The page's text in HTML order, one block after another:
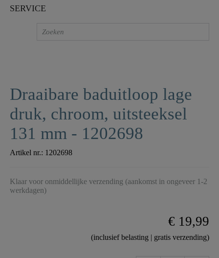
SERVICE
Draaibare baduitloop lage
druk, chroom, uitsteeksel
131 mm - 1202698
Artikel nr.: 1202698
Klaar voor onmiddellijke verzending (aankomst in ongeveer 1-2
werkdagen)
€ 19,99
(inclusief belasting | gratis verzending)